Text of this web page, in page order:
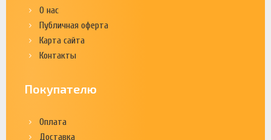
О нас
Публичная оферта
Карта сайта
Контакты
Покупателю
Оплата
Доставка